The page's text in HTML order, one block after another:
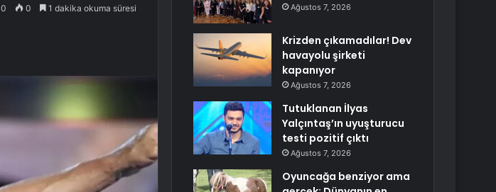
0 0 1 dakika okuma süresi Ağustos 7, 2026
Krizden çıkamadılar! Dev
havayolu şirketi
kapanıyor
Ağustos 7, 2026
Tutuklanan İlyas
Yalçıntaş’ın uyuşturucu
testi pozitif çıktı
Ağustos 7, 2026
Oyuncağa benziyor ama